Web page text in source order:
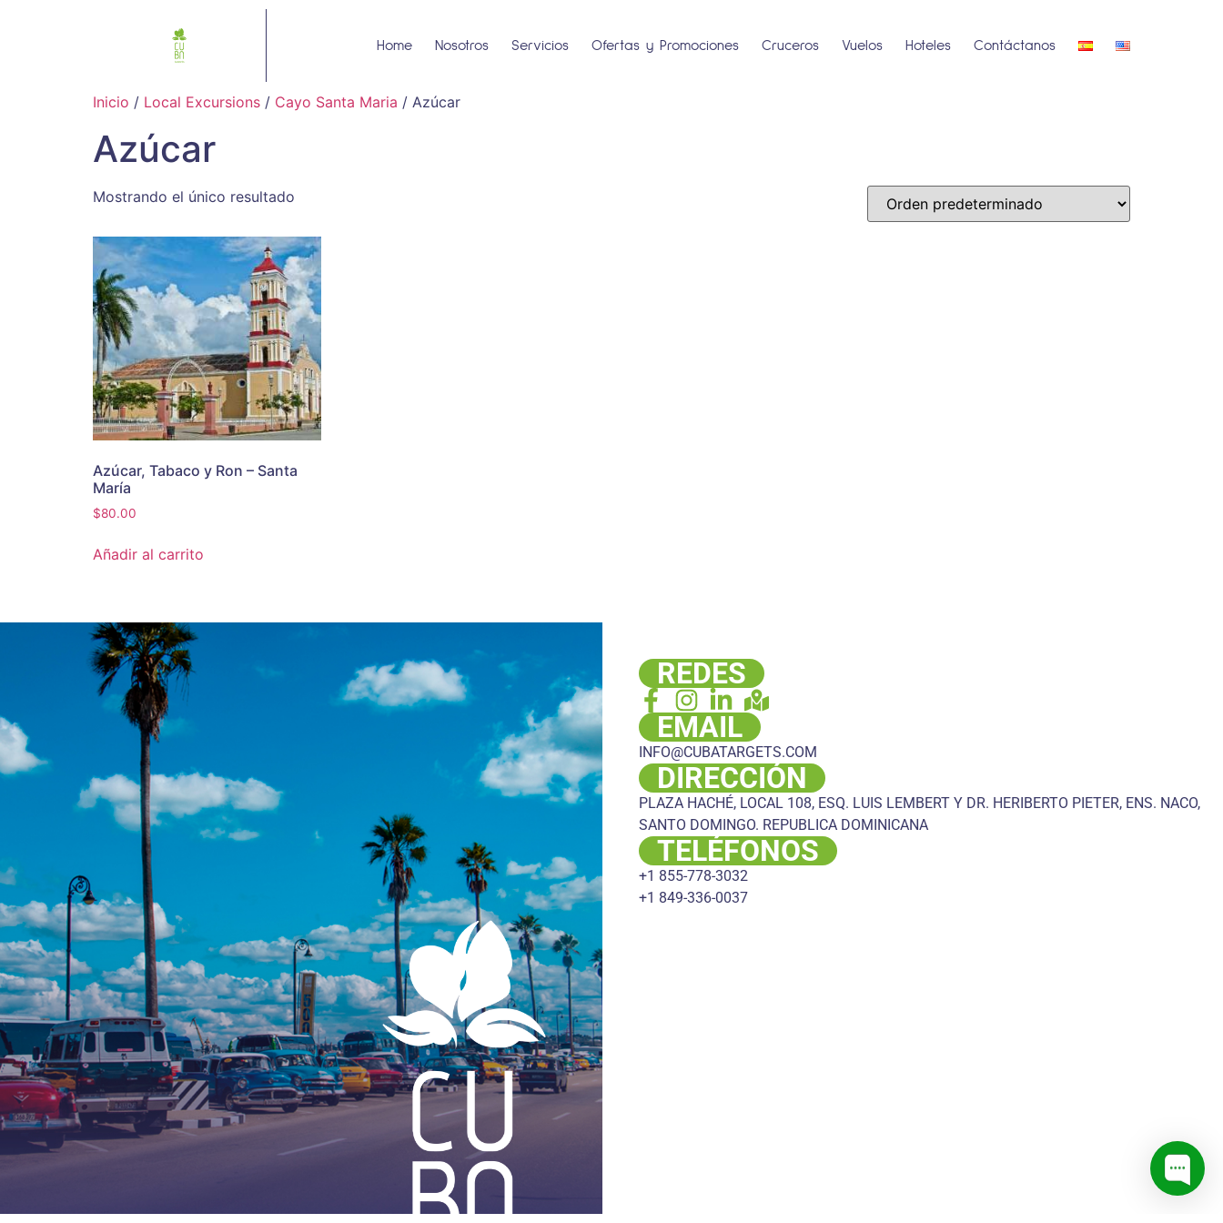
Home Nosotros Servicios Ofertas y Promociones Cruceros Vuelos Hoteles Contáctanos
Inicio / Local Excursions / Cayo Santa Maria / Azúcar
Azúcar
Mostrando el único resultado
Azúcar, Tabaco y Ron – Santa
María
$80.00
Añadir al carrito
REDES
EMAIL
INFO@CUBATARGETS.COM
DIRECCIÓN
PLAZA HACHÉ, LOCAL 108, ESQ. LUIS LEMBERT Y DR. HERIBERTO PIETER, ENS. NACO,
SANTO DOMINGO. REPUBLICA DOMINICANA
TELÉFONOS
+1 855-778-3032
+1 849-336-0037